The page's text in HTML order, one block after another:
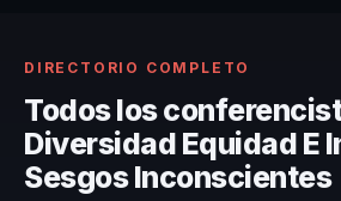
DIRECTORIO COMPLETO
Todos los
Diversidad Equidad E
Sesgos Inconscientes